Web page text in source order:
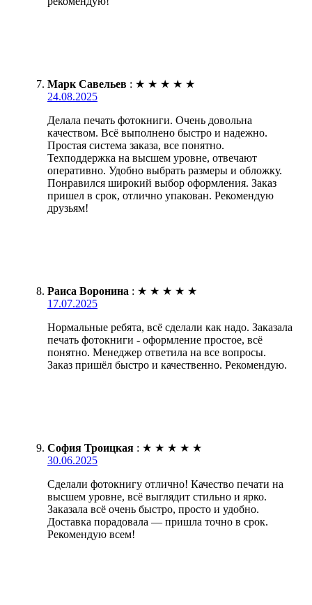
Марк Савельев : ★ ★ ★ ★ ★
24.08.2025
Делала печать фотокниги. Очень довольна
качеством. Всё выполнено быстро и надежно.
Простая система заказа, все понятно.
Техподдержка на высшем уровне, отвечают
оперативно. Удобно выбрать размеры и обложку.
Понравился широкий выбор оформления. Заказ
пришел в срок, отлично упакован. Рекомендую
друзьям!
Раиса Воронина : ★ ★ ★ ★ ★
17.07.2025
Нормальные ребята, всё сделали как надо. Заказала
печать фотокниги - оформление простое, всё
понятно. Менеджер ответила на все вопросы.
Заказ пришёл быстро и качественно. Рекомендую.
София Троицкая : ★ ★ ★ ★ ★
30.06.2025
Сделали фотокнигу отлично! Качество печати на
высшем уровне, всё выглядит стильно и ярко.
Заказала всё очень быстро, просто и удобно.
Доставка порадовала — пришла точно в срок.
Рекомендую всем!